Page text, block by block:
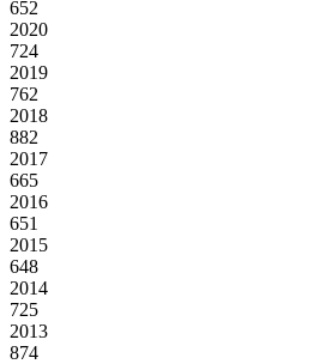
652
2020
724
2019
762
2018
882
2017
665
2016
651
2015
648
2014
725
2013
874